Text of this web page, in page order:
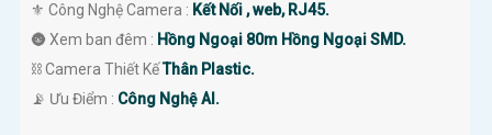
⚜️ Công Nghệ Camera : Kết Nối , web, RJ45.
🌚 Xem ban đêm : Hồng Ngoại 80m Hồng Ngoại SMD.
⛓ Camera Thiết KếThân Plastic.
️📡 Ưu Điểm : Công Nghệ AI.